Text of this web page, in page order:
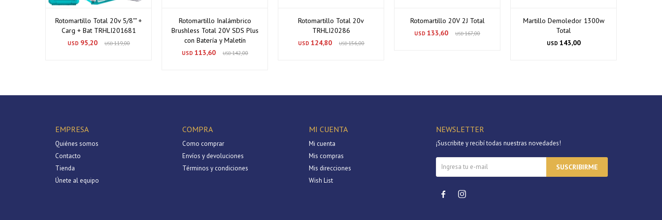
Rotomartillo Total 20v 5/8"" +
Carg + Bat TRHLI201681
USD 95,20 USD119,00
Rotomartillo Inalámbrico
Brushless Total 20V SDS Plus
con Batería y Maletín
USD 113,60 USD142,00
Rotomartillo Total 20v
TRHLI20286
USD 124,80 USD156,00
Rotomartillo 20V 2J Total
USD 133,60 USD167,00
Martillo Demoledor 1300w
Total
USD 143,00
EMPRESA
Quiénes somos
Contacto
Tienda
Únete al equipo
COMPRA
Como comprar
Envíos y devoluciones
Términos y condiciones
MI CUENTA
Mi cuenta
Mis compras
Mis direcciones
Wish List
NEWSLETTER
¡Suscribite y recibí todas nuestras novedades!
SUSCRIBIRME
 